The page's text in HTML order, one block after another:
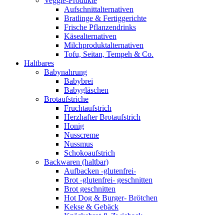
Aufschnittalternativen
Bratlinge & Fertiggerichte
Frische Pflanzendrinks
Käsealternativen
Milchproduktalternativen
Tofu, Seitan, Tempeh & Co.
Haltbares
Babynahrung
Babybrei
Babygläschen
Brotaufstriche
Fruchtaufstrich
Herzhafter Brotaufstrich
Honig
Nusscreme
Nussmus
Schokoaufstrich
Backwaren (haltbar)
Aufbacken -glutenfrei-
Brot -glutenfrei- geschnitten
Brot geschnitten
Hot Dog & Burger- Brötchen
Kekse & Gebäck